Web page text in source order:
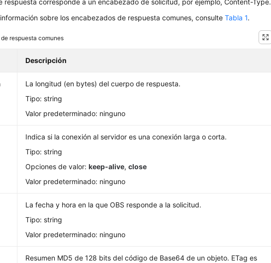
respuesta corresponde a un encabezado de solicitud, por ejemplo, Content-Type.
sobre los encabezados de respuesta comunes, consulteTabla 1.
respuesta comunes
Descripción
La longitud (en bytes) del cuerpo de respuesta.
Tipo: string
Valor predeterminado: ninguno
Indica si la conexión al servidor es una conexión larga o corta.
Tipo: string
Opciones de valor:keep-alive,close
Valor predeterminado: ninguno
La fecha y hora en la que OBS responde a la solicitud.
Tipo: string
Valor predeterminado: ninguno
Resumen MD5 de 128 bits del código de Base64 de un objeto. ETag es